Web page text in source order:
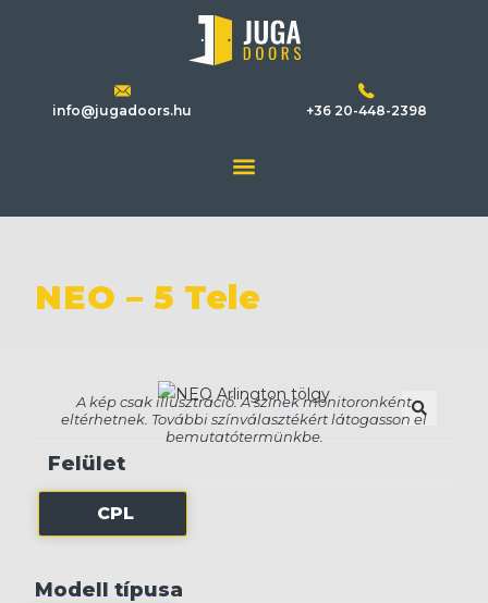
info@jugadoors.hu +36 20-448-2398
NEO – 5 Tele
Felület
CPL
Modell típusa